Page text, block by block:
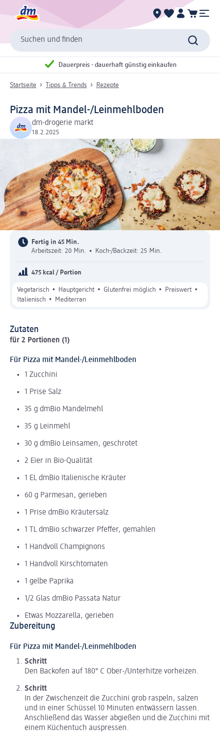
Suchen und finden
Dauerpreis - dauerhaft günstig einkaufen
Startseite Tipps & Trends Rezepte
Pizza mit Mandel-/Leinmehlboden
dm-drogerie markt
18.2.2025
Fertig in 45 Min.
Arbeitszeit: 20 Min. • Koch-/Backzeit: 25 Min.
475 kcal / Portion
Vegetarisch • Hauptgericht • Glutenfrei möglich • Preiswert •
Italienisch • Mediterran
Zutaten
für 2 Portionen (1)
Für Pizza mit Mandel-/Leinmehlboden
1 Zucchini
1 Prise Salz
35 g dmBio Mandelmehl
35 g Leinmehl
30 g dmBio Leinsamen, geschrotet
2 Eier in Bio-Qualität
1 EL dmBio Italienische Kräuter
60 g Parmesan, gerieben
1 Prise dmBio Kräutersalz
1 TL dmBio schwarzer Pfeffer, gemahlen
1 Handvoll Champignons
1 Handvoll Kirschtomaten
1 gelbe Paprika
1/2 Glas dmBio Passata Natur
Etwas Mozzarella, gerieben
Zubereitung
Für Pizza mit Mandel-/Leinmehlboden
Schritt
Den Backofen auf 180° C Ober-/Unterhitze vorheizen.
Schritt
In der Zwischenzeit die Zucchini grob raspeln, salzen
und in einer Schüssel 10 Minuten entwässern lassen.
Anschließend das Wasser abgießen und die Zucchini mit
einem Küchentuch auspressen.